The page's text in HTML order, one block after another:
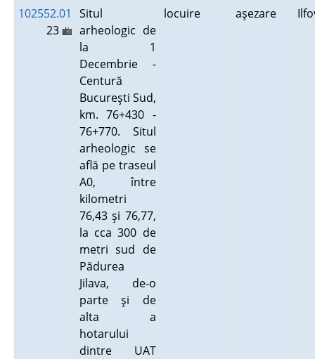
102552.01
23
Situl
arheologic de
la 1
Decembrie -
Centură
Bucureşti Sud,
km. 76+430 -
76+770. Situl
arheologic se
află pe traseul
A0, între
kilometri
76,43 şi 76,77,
la cca 300 de
metri sud de
Pădurea
Jilava, de-o
parte şi de
alta a
hotarului
dintre UAT
locuire aşezare